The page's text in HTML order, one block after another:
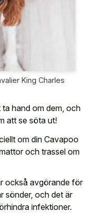
King Charles
hand om dem, och
att se söta ut!
om din Cavapoo
och trassel om
också avgörande för
sönder, och det är
infektioner.